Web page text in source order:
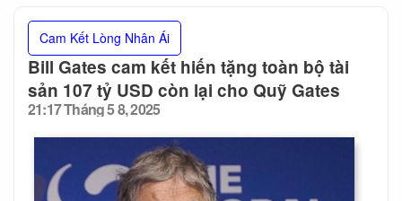
Cam Kết Lòng Nhân Ái
Bill Gates cam kết hiến tặng toàn bộ tài
sản 107 tỷ USD còn lại cho Quỹ Gates
Posted
on
21:17 Tháng 5 8, 2025